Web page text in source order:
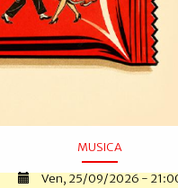
MUSICA
Ven, 25/09/2026 -